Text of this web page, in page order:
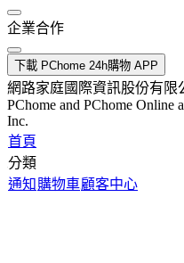
企業合作
下載 PChome 24h購物 APP
網路家庭國際資訊股份有限
PChome and PChome Online
Inc.
首頁
分類
通知 購物車顧客中心